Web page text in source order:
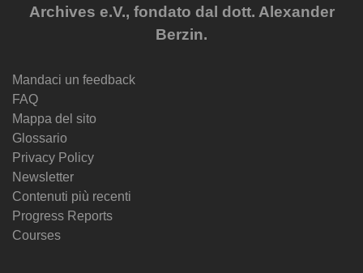
Archives e.V., fondato dal dott. Alexander
Berzin.
Mandaci un feedback
FAQ
Mappa del sito
Glossario
Privacy Policy
Newsletter
Contenuti più recenti
Progress Reports
Courses